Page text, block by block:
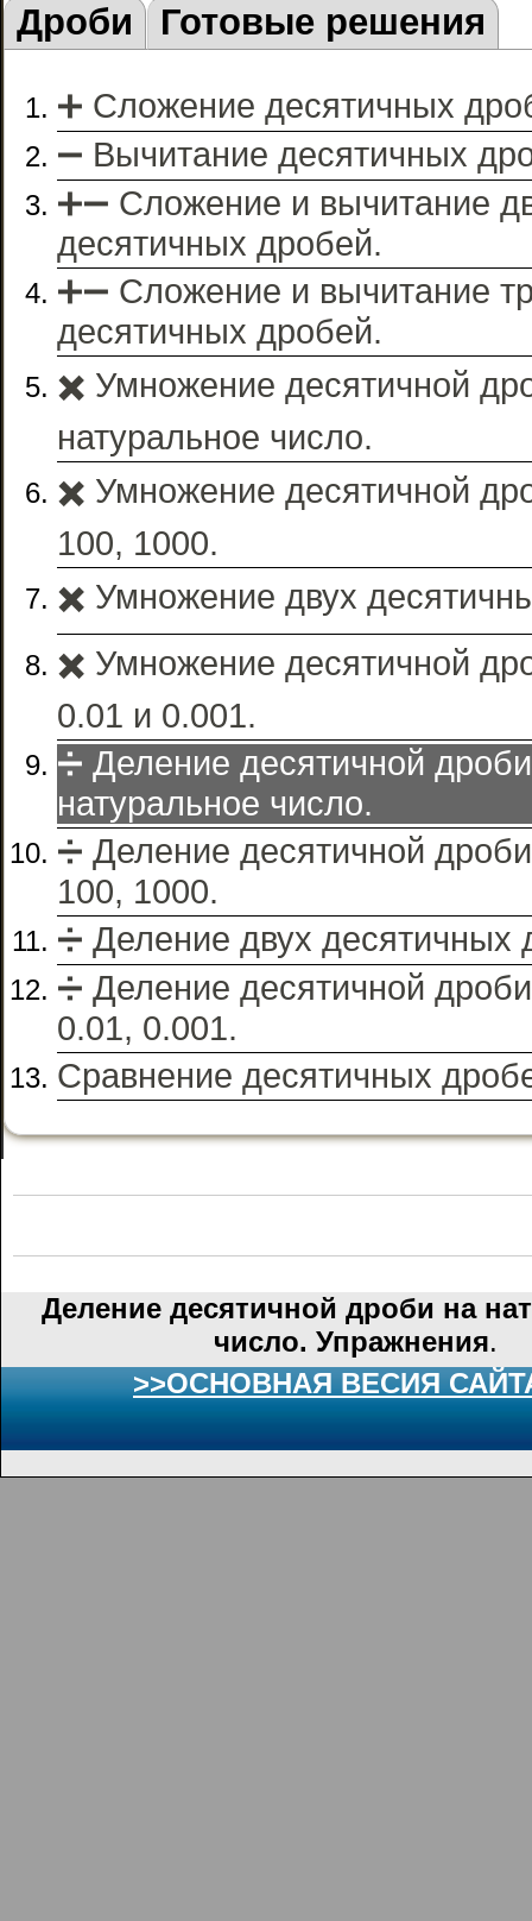
Дроби
Готовые решения
➕ Сложение десятичных
➖ Вычитание десятичных
➕➖ Cложение и вычитание
десятичных дробей.
➕➖ Сложение и вычитание
десятичных дробей.
✖️ Умножение десятичной
натуральное число.
✖️ Умножение десятичной
100, 1000.
✖️ Умножение двух
✖️ Умножение десятичной
0.01 и 0.001.
➗ Деление десятичной
натуральное число.
➗ Деление десятичной
100, 1000.
➗ Деление двух десятичных
➗ Деление десятичной
0.01, 0.001.
Сравнение десятичных
Деление десятичной дроби на
число. Упражнения.
>>ОСНОВНАЯ ВЕСИЯ